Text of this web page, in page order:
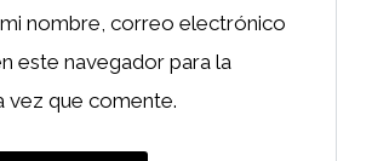
nombre, correo electrónico
este navegador para la
vez que comente.